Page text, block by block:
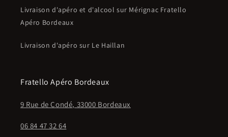
Livraison d'apéro et d'alcool sur Mérignac Fratello
Apéro Bordeaux
Livraison d'apéro sur Le Haillan
Fratello Apéro Bordeaux
9 Rue de Condé, 33000 Bordeaux
06 84 47 32 64